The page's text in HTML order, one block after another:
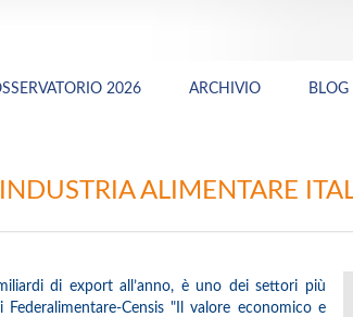
2026 ARCHIVIO BLOG
ALIMENTARE
di export all’anno, è uno dei settori più
Censis "Il valore economico e